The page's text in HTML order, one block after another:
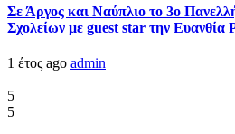
Σε Άργος και Ναύπλιο το 3ο
Σχολείων με guest star την Ευανθία
1 έτος ago admin
5
5